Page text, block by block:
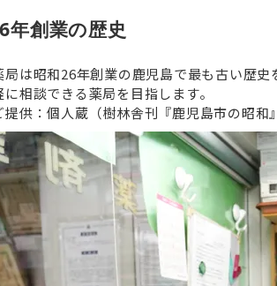
年創業の歴史
局は昭和26年創業の鹿児島で最も古い歴
相談できる薬局を目指します。
供：個人蔵（樹林舎刊『鹿児島市の昭和